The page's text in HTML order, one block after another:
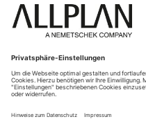
Stellenmarkt